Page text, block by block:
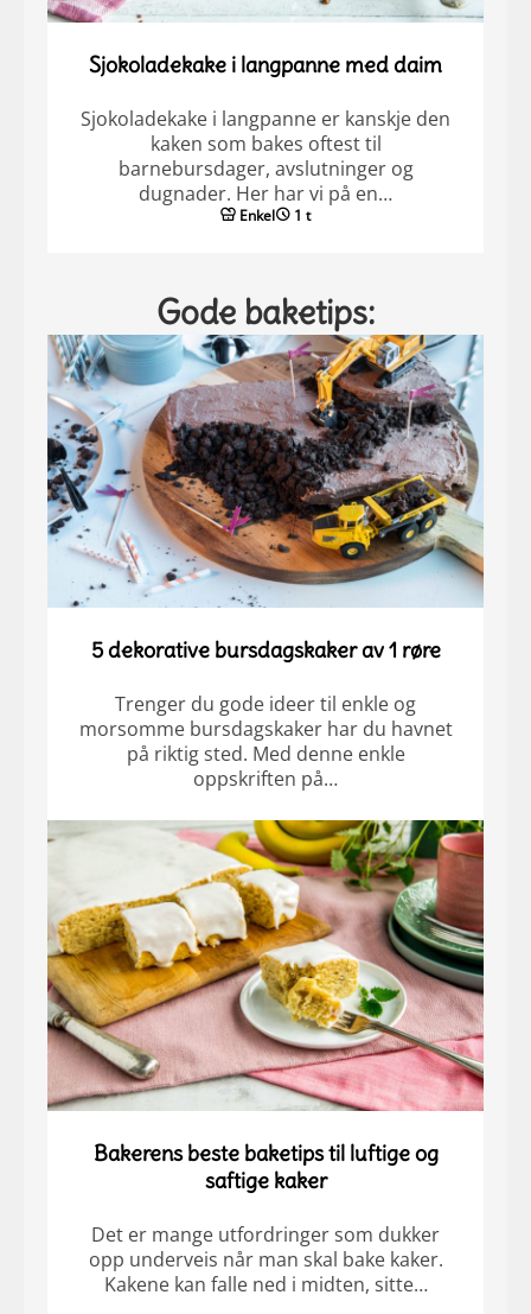
Sjokoladekake i langpanne med daim
Sjokoladekake i langpanne er kanskje den
kaken som bakes oftest til
barnebursdager, avslutninger og
dugnader. Her har vi på en…
Enkel 1 t
Gode baketips:
5 dekorative bursdagskaker av 1 røre
Trenger du gode ideer til enkle og
morsomme bursdagskaker har du havnet
på riktig sted. Med denne enkle
oppskriften på…
Bakerens beste baketips til luftige og
saftige kaker
Det er mange utfordringer som dukker
opp underveis når man skal bake kaker.
Kakene kan falle ned i midten, sitte…